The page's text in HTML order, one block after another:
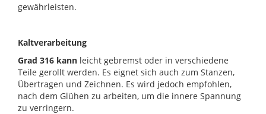
gewährleisten.
Kaltverarbeitung
Grad 316 kann leicht gebremst oder in verschiedene
Teile gerollt werden. Es eignet sich auch zum Stanzen,
Übertragen und Zeichnen. Es wird jedoch empfohlen,
nach dem Glühen zu arbeiten, um die innere Spannung
zu verringern.